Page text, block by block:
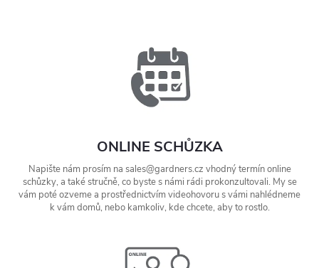
ONLINE SCHŮZKA
Napište nám prosím na sales@gardners.cz vhodný termín online
schůzky, a také stručně, co byste s námi rádi prokonzultovali. My se
vám poté ozveme a prostřednictvím videohovoru s vámi nahlédneme
k vám domů, nebo kamkoliv, kde chcete, aby to rostlo.